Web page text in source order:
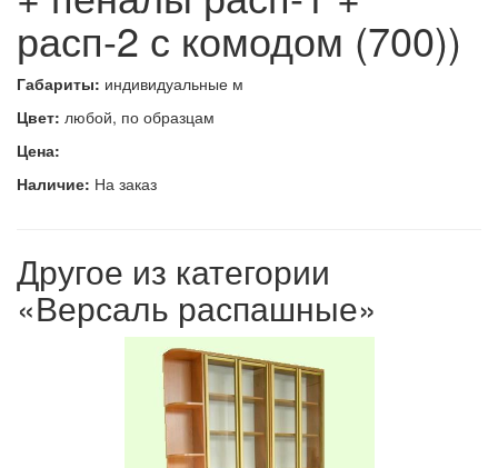
расп-2 с комодом (700))
Габариты: индивидуальные м
Цвет: любой, по образцам
Цена:
Наличие: На заказ
Другое из категории
«Версаль распашные»